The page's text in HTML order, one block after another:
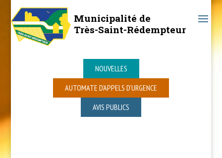
Municipalité de
Très-Saint-Rédempteur
NOUVELLES
AUTOMATE D’APPELS D’URGENCE
AVIS PUBLICS